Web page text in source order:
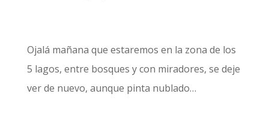
Ojalá mañana que estaremos en la zona de los
5 lagos, entre bosques y con miradores, se deje
ver de nuevo, aunque pinta nublado…